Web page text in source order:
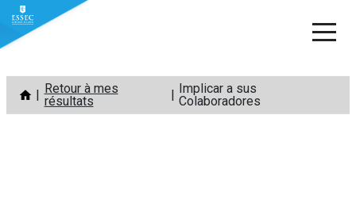
Aller
contenu
Retour à mes
résultats
Implicar a sus
Colaboradores